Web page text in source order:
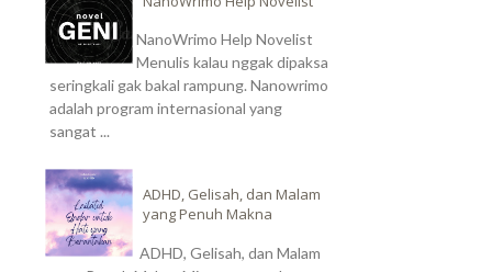
NanoWrimo Help Novelist
Menulis kalau nggak dipaksa
seringkali gak bakal rampung. Nanowrimo
adalah program internasional yang
sangat ...
ADHD, Gelisah, dan Malam
yang Penuh Makna
ADHD, Gelisah, dan Malam